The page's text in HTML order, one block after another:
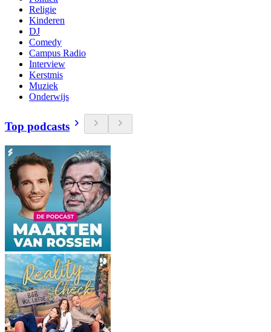
Religie
Kinderen
DJ
Comedy
Campus Radio
Interview
Kerstmis
Muziek
Onderwijs
Top podcasts